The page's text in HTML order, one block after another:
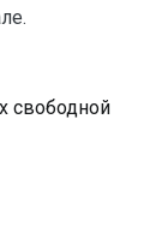
свободной